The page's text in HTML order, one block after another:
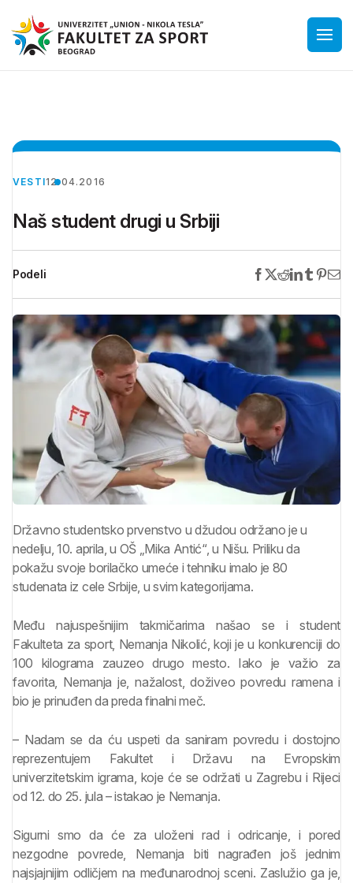
VESTI12.04.2016
Naš student drugi u Srbiji
Podeli
Državno studentsko prvenstvo u džudou održano je u
nedelju, 10. aprila, u OŠ „Mika Antić“, u Nišu. Priliku da
pokažu svoje borilačko umeće i tehniku imalo je 80
studenata iz cele Srbije, u svim kategorijama.
Među najuspešnijim takmičarima našao se i student
Fakulteta za sport, Nemanja Nikolić, koji je u konkurenciji do
100 kilograma zauzeo drugo mesto. Iako je važio za
favorita, Nemanja je, nažalost, doživeo povredu ramena i
bio je prinuđen da preda finalni meč.
– Nadam se da ću uspeti da saniram povredu i dostojno
reprezentujem Fakultet i Državu na Evropskim
univerzitetskim igrama, koje će se održati u Zagrebu i Rijeci
od 12. do 25. jula – istakao je Nemanja.
Sigurni smo da će za uloženi rad i odricanje, i pored
nezgodne povrede, Nemanja biti nagrađen još jednim
najsjajnijim odličjem na međunarodnoj sceni. Zaslužio ga je,